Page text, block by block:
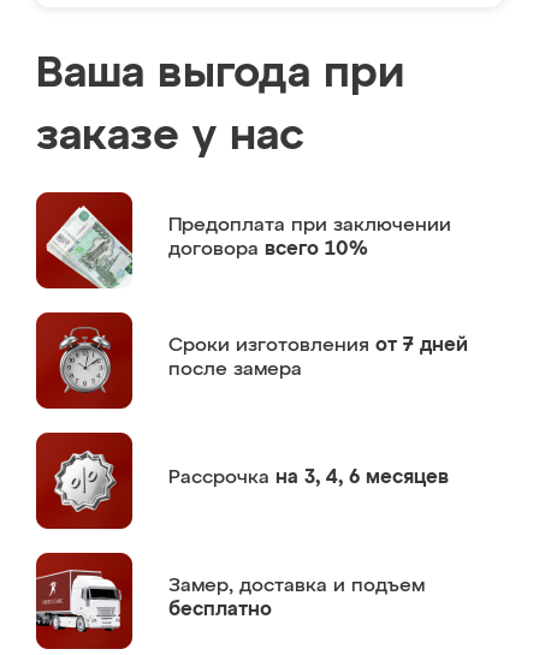
Ваша выгода при
заказе у нас
Предоплата при заключении
договора всего 10%
Сроки изготовления от 7 дней
после замера
Рассрочка на 3, 4, 6 месяцев
Замер, доставка и подъем
бесплатно